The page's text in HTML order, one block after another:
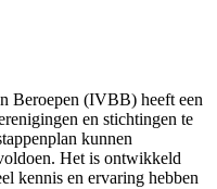
Beroepen (IVBB) heeft een
en stichtingen te
kunnen
Het is ontwikkeld
kennis en ervaring hebben